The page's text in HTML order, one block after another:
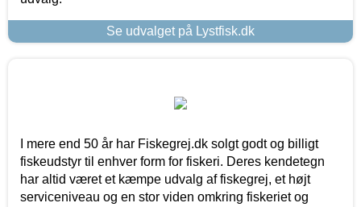
Se udvalget på Lystfisk.dk
I mere end 50 år har Fiskegrej.dk solgt godt og billigt
fiskeudstyr til enhver form for fiskeri. Deres kendetegn
har altid været et kæmpe udvalg af fiskegrej, et højt
serviceniveau og en stor viden omkring fiskeriet og